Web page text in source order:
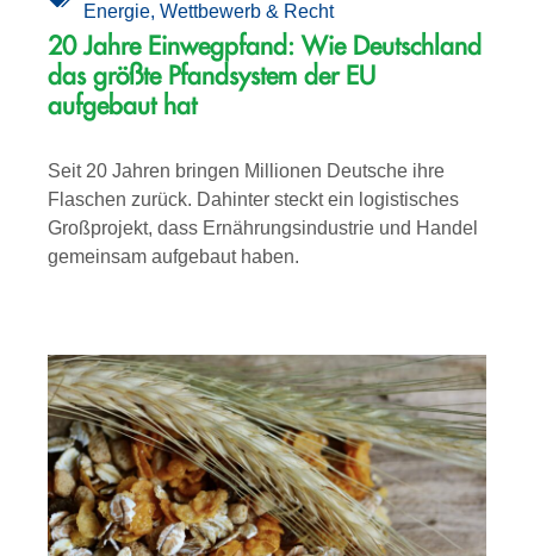
Energie, Wettbewerb & Recht
20 Jahre Einwegpfand: Wie Deutschland
das größte Pfandsystem der EU
aufgebaut hat
Seit 20 Jahren bringen Millionen Deutsche ihre
Flaschen zurück. Dahinter steckt ein logistisches
Großprojekt, dass Ernährungsindustrie und Handel
gemeinsam aufgebaut haben.